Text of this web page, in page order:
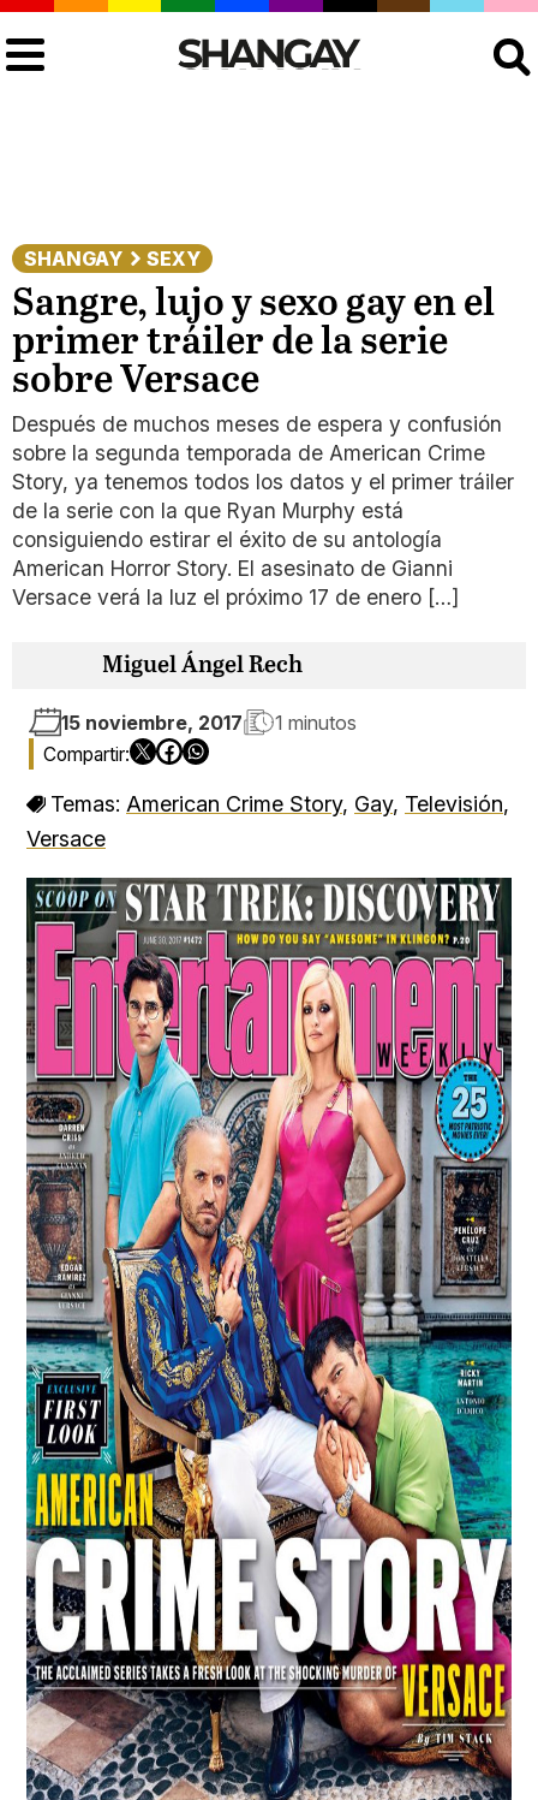
SHANGAY SEXY
Sangre, lujo y sexo gay en el
primer tráiler de la serie
sobre Versace
Después de muchos meses de espera y confusión
sobre la segunda temporada de American Crime
Story, ya tenemos todos los datos y el primer tráiler
de la serie con la que Ryan Murphy está
consiguiendo estirar el éxito de su antología
American Horror Story. El asesinato de Gianni
Versace verá la luz el próximo 17 de enero […]
Miguel Ángel Rech
15 noviembre, 2017 1 minutos
Temas: American Crime Story, Gay, Televisión,
Versace